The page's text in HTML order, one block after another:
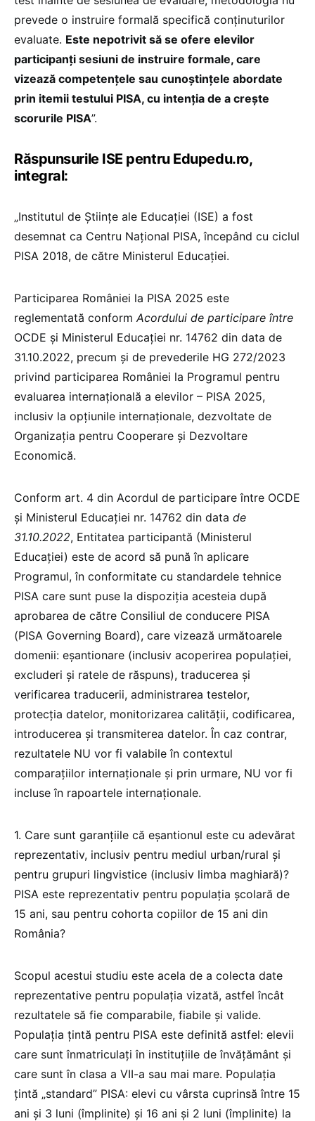
prevede o instruire formală specifică conținuturilor
evaluate. Este nepotrivit să se ofere elevilor
participanți sesiuni de instruire formale, care
vizează competențele sau cunoștințele abordate
prin itemii testului PISA, cu intenția de a crește
scorurile PISA”.
Răspunsurile ISE pentru Edupedu.ro,
integral:
„Institutul de Științe ale Educației (ISE) a fost
desemnat ca Centru Național PISA, începând cu ciclul
PISA 2018, de către Ministerul Educației.
Participarea României la PISA 2025 este
reglementată conform Acordului de participare între
OCDE și Ministerul Educației nr. 14762 din data de
31.10.2022, precum și de prevederile HG 272/2023
privind participarea României la Programul pentru
evaluarea internaţională a elevilor – PISA 2025,
inclusiv la opţiunile internaţionale, dezvoltate de
Organizaţia pentru Cooperare şi Dezvoltare
Economică.
Conform art. 4 din Acordul de participare între OCDE
și Ministerul Educației nr. 14762 din data de
31.10.2022, Entitatea participantă (Ministerul
Educației) este de acord să pună în aplicare
Programul, în conformitate cu standardele tehnice
PISA care sunt puse la dispoziția acesteia după
aprobarea de către Consiliul de conducere PISA
(PISA Governing Board), care vizează următoarele
domenii: eșantionare (inclusiv acoperirea populației,
excluderi și ratele de răspuns), traducerea și
verificarea traducerii, administrarea testelor,
protecția datelor, monitorizarea calității, codificarea,
introducerea și transmiterea datelor. În caz contrar,
rezultatele NU vor fi valabile în contextul
comparațiilor internaționale și prin urmare, NU vor fi
incluse în rapoartele internaționale.
1. Care sunt garanțiile că eșantionul este cu adevărat
reprezentativ, inclusiv pentru mediul urban/rural și
pentru grupuri lingvistice (inclusiv limba maghiară)?
PISA este reprezentativ pentru populația școlară de
15 ani, sau pentru cohorta copiilor de 15 ani din
România?
Scopul acestui studiu este acela de a colecta date
reprezentative pentru populația vizată, astfel încât
rezultatele să fie comparabile, fiabile și valide.
Populația țintă pentru PISA este definită astfel: elevii
care sunt înmatriculați în instituțiile de învățământ și
care sunt în clasa a VII-a sau mai mare. Populația
țintă „standard” PISA: elevi cu vârsta cuprinsă între 15
ani și 3 luni (împlinite) și 16 ani și 2 luni (împlinite) la